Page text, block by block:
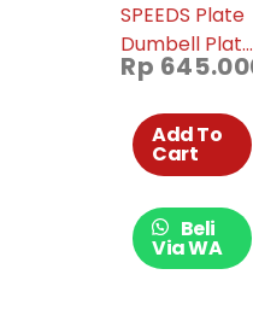
SPEEDS Plate
Dumbell Plate
Barbel 15 kg
014-33
Rp
Add To
Cart
Beli
Via WA